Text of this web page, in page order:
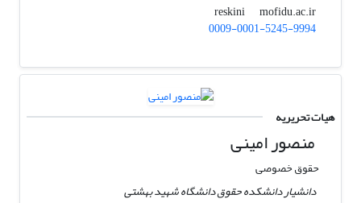
reskini
mofidu.ac.ir
0009-0001-5245-9994
هیات تحریریه
منصور امینی
حقوق خصوصی
دانشیار دانشکده حقوق دانشگاه شهید بهشتی